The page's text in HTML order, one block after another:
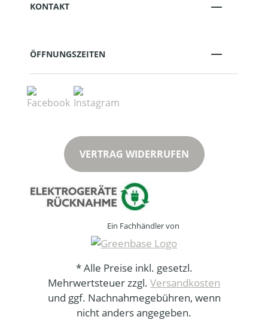
KONTAKT
ÖFFNUNGSZEITEN
VERTRAG WIDERRUFEN
Ein Fachhändler von
* Alle Preise inkl. gesetzl.
Mehrwertsteuer zzgl. Versandkosten
und ggf. Nachnahmegebühren, wenn
nicht anders angegeben.